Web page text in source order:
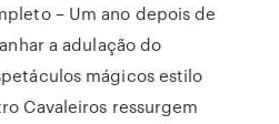
– Um ano depois de
a adulação do
mágicos estilo
Cavaleiros ressurgem